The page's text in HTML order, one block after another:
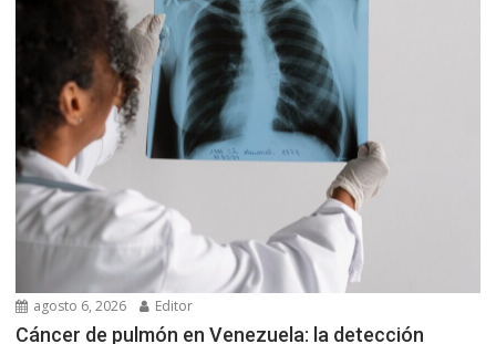
agosto 6, 2026 Editor
Cáncer de pulmón en Venezuela: la detección